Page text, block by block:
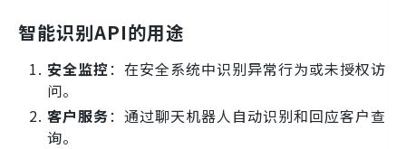
智能识别API的用途
安全监控：在安全系统中识别异常行为或未授权访
问。
客户服务：通过聊天机器人自动识别和回应客户查
询。